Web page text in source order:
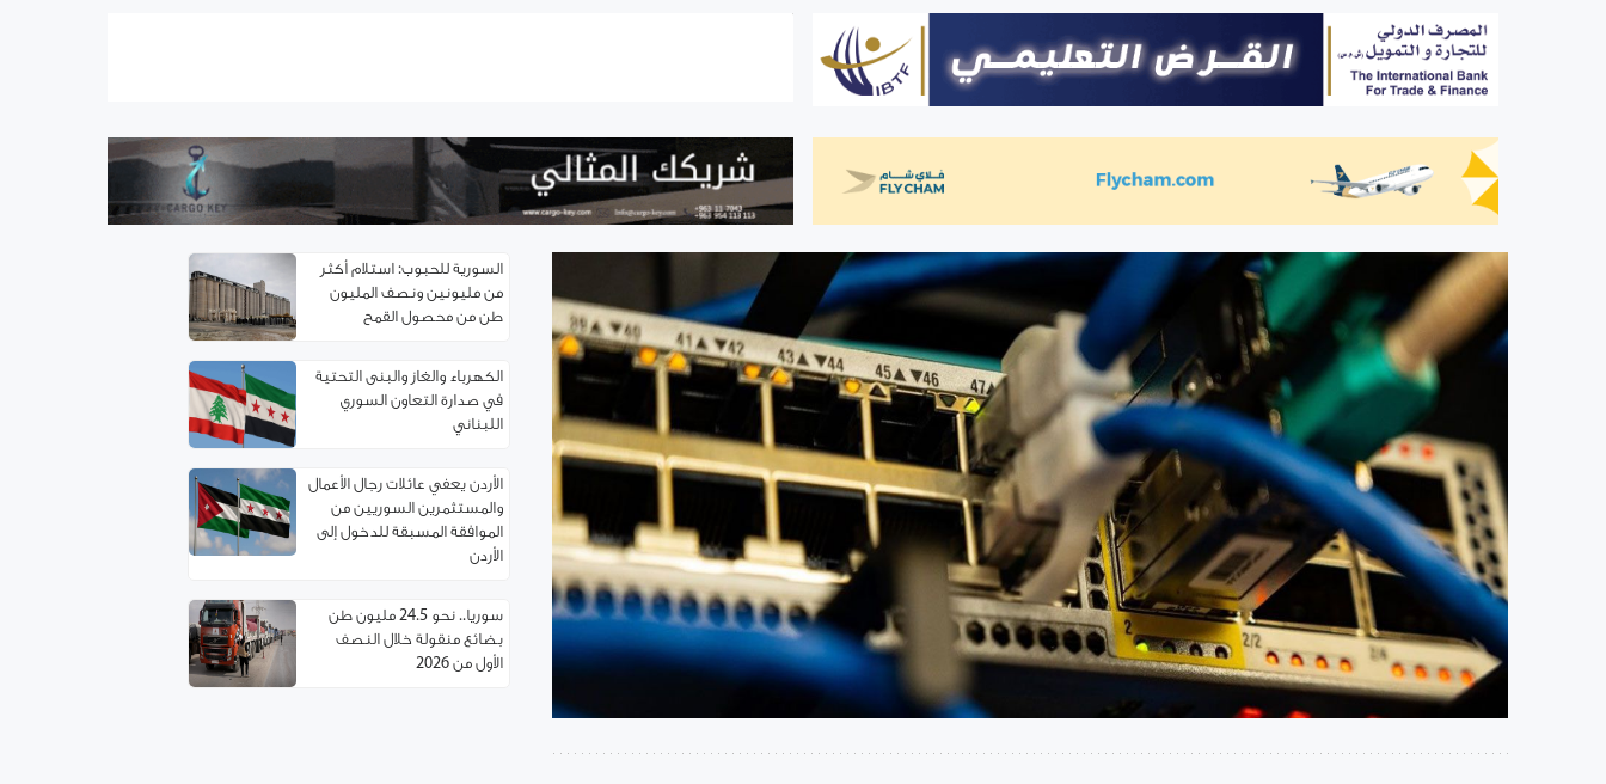
سوريا.. خدمة تأسيس
الشركات إلكترونياً
السورية للحبوب: استلام أكثر
من مليونين ونصف المليون
طن من ‌‏محصول القمح ‏
الكهرباء والغاز والبنى التحتية
في صدارة التعاون السوري
اللبناني
الأردن يعفي عائلات رجال الأعمال
والمستثمرين السوريين من
الموافقة المسبقة للدخول إلى
الأردن
سوريا.. نحو 24.5 مليون طن
بضائع منقولة خلال النصف
الأول من 2026